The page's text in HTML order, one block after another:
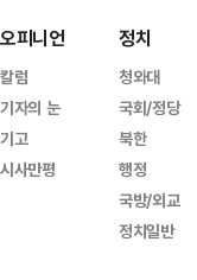
오피니언
칼럼
기자의 눈
기고
시사만평
정치
청와대
국회/정당
북한
행정
국방/외교
정치일반